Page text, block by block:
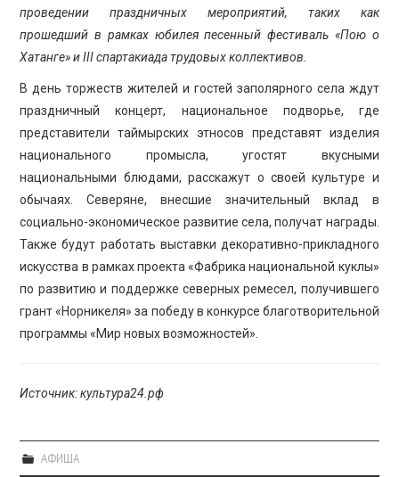
проведении праздничных мероприятий, таких как
прошедший в рамках юбилея песенный фестиваль «Пою о
Хатанге» и III спартакиада трудовых коллективов.
В день торжеств жителей и гостей заполярного села ждут
праздничный концерт, национальное подворье, где
представители таймырских этносов представят изделия
национального промысла, угостят вкусными
национальными блюдами, расскажут о своей культуре и
обычаях. Северяне, внесшие значительный вклад в
социально-экономическое развитие села, получат награды.
Также будут работать выставки декоративно-прикладного
искусства в рамках проекта «Фабрика национальной куклы»
по развитию и поддержке северных ремесел, получившего
грант «Норникеля» за победу в конкурсе благотворительной
программы «Мир новых возможностей».
Источник: культура24.рф
АФИША